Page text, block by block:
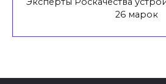
26 марок